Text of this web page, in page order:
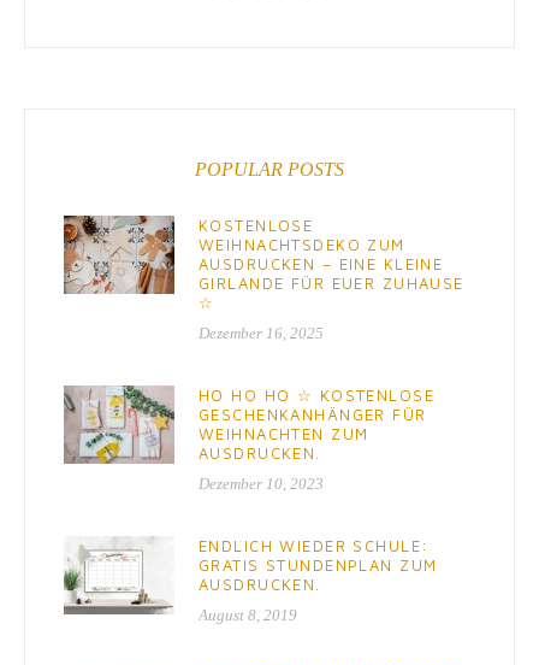
POPULAR POSTS
KOSTENLOSE
WEIHNACHTSDEKO ZUM
AUSDRUCKEN – EINE KLEINE
GIRLANDE FÜR EUER ZUHAUSE
☆
Dezember 16, 2025
HO HO HO ☆ KOSTENLOSE
GESCHENKANHÄNGER FÜR
WEIHNACHTEN ZUM
AUSDRUCKEN.
Dezember 10, 2023
ENDLICH WIEDER SCHULE:
GRATIS STUNDENPLAN ZUM
AUSDRUCKEN.
August 8, 2019